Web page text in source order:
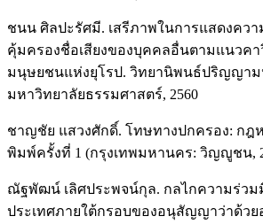
ชนน ศิลปะรัศมี. เสรีภาพในการแสดงคว
คุ้มครองชื่อเสียงของบุคคลอื่นตามแนวค
มนุษยชนแห่งยุโรป. วิทยานิพนธ์ปริญญา
มหาวิทยาลัยธรรมศาสตร์, 2560
ชาญชัย แสวงศักดิ์. โทษทางปกครอง: กฎห
พิมพ์ครั้งที่ 1 (กรุงเทพมหานคร: วิญญูชน,
ณัฐพัฒน์ เลิศประพจน์กุล. กลไกความร่วม
ประเทศภายใต้กรอบของอนุสัญญาว่าด้ว